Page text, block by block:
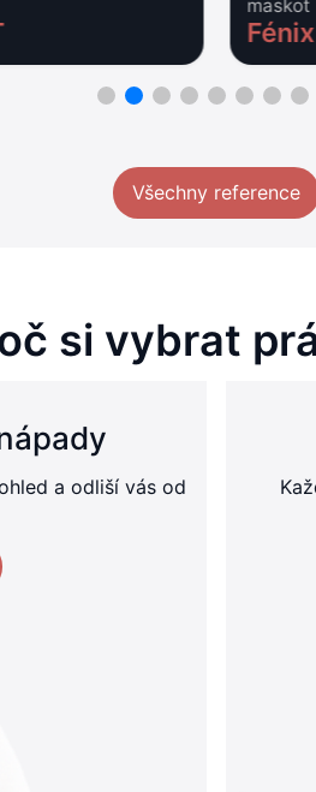
maskot
Všechny reference
si vybrat
a odliší vás od